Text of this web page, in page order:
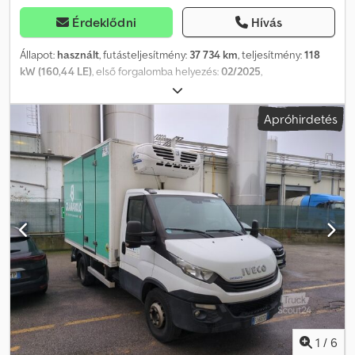
Érdeklődni Hívás
Állapot: használt, futásteljesítmény: 37 734 km, teljesítmény:118
kW (160,44 LE), első forgalomba helyezés:02/2025,
, üzemanyag:
mechanikai, kibocsátási osztály:Euro 6, ülések száma:3, Gyártási
év:2024 , Felszereltség:
, = További opciók és tartozékok =
Dodpfxszh E D Ie Al Neck - Részecskeszűrő = További információk
= Hengerek száma: 4 Motorteljesítmény: 2.998 cc Bruttó tömeg:
2.466 kg Hasznos teher: 1.034 kg TELJES ÖSSZTÖMEG: 3.500 kg
Motor típusa: FPT in-line Tulajdonosok száma: 1
Apróhirdetés
1 / 6